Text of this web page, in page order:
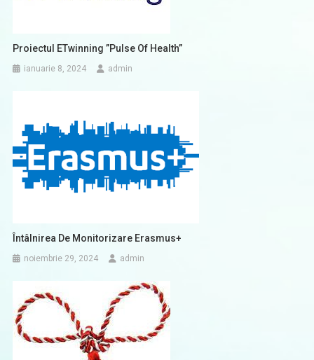
Proiectul ETwinning ”Pulse Of Health”
ianuarie 8, 2024 admin
Întâlnirea De Monitorizare Erasmus+
noiembrie 29, 2024 admin